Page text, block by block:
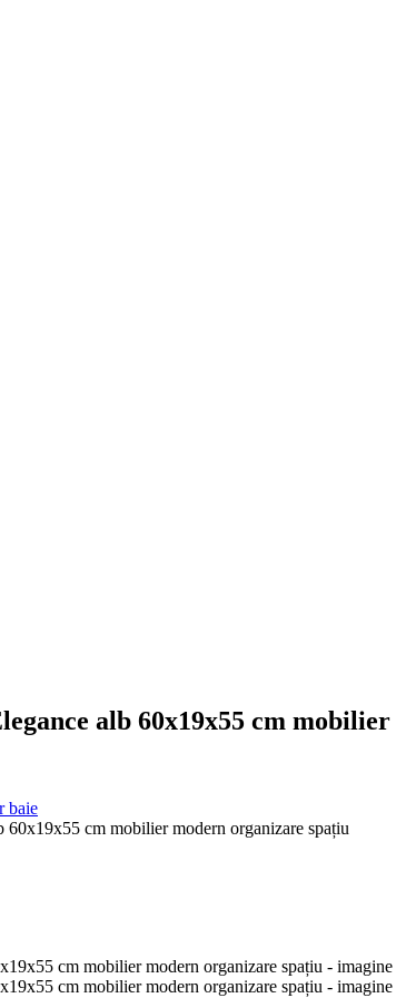
alb 60x19x55 cm
baie
60x19x55 cm mobilier modern organizare spațiu